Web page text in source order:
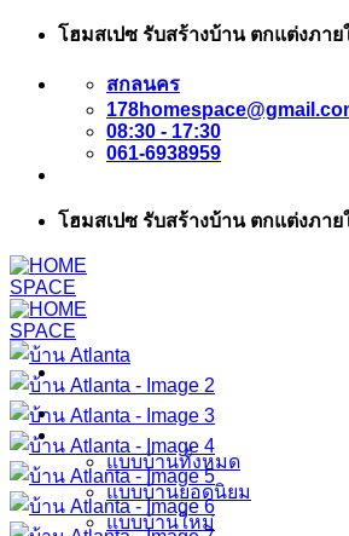
ข้าม
โฮมสเปซ รับสร้างบ้าน ตกแต่งภา
สกลนคร
08:30 - 17:30
061-6938959
โฮมสเปซ รับสร้างบ้าน ตกแต่งภา
หน้าแรก
แบบบ้าน
แบบบ้านทั้งหมด
แบบบ้านยอดนิยม
แบบบ้านใหม่